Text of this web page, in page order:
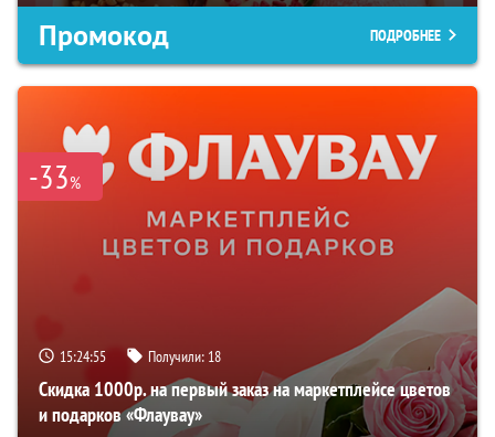
Промокод ПОДРОБНЕЕ
-33%
15:24:55 Получили: 18
Скидка 1000р. на первый заказ на маркетплейсе цветов
и подарков «Флаувау»